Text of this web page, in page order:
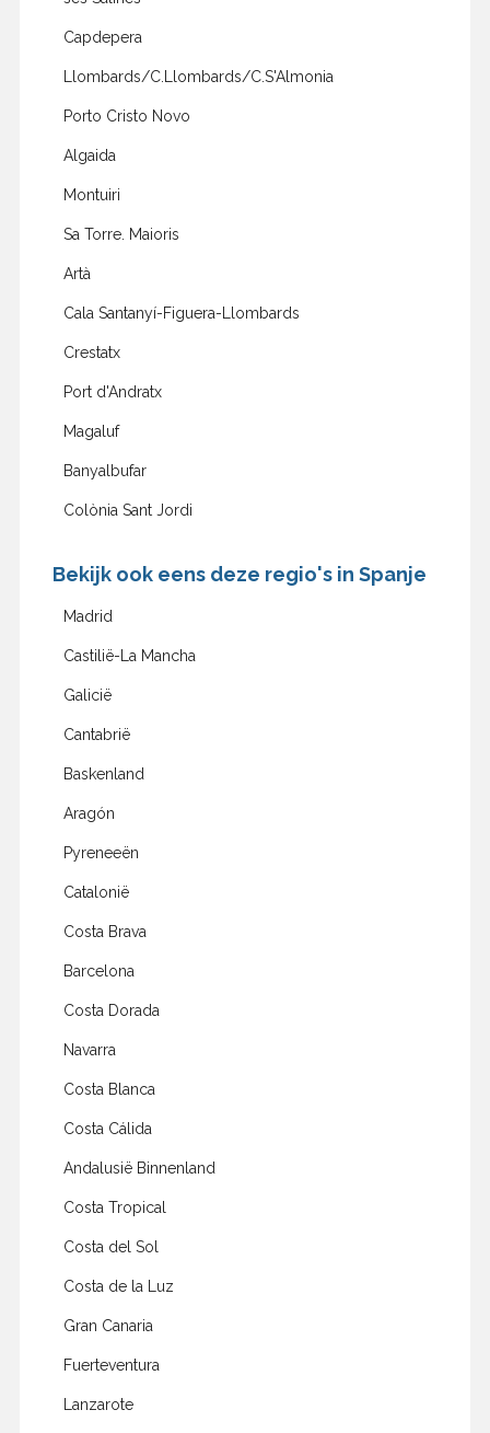
Capdepera
Llombards/C.Llombards/C.S'Almonia
Porto Cristo Novo
Algaida
Montuiri
Sa Torre. Maioris
Artà
Cala Santanyí-Figuera-Llombards
Crestatx
Port d'Andratx
Magaluf
Banyalbufar
Colònia Sant Jordi
Bekijk ook eens deze regio's in Spanje
Madrid
Castilië-La Mancha
Galicië
Cantabrië
Baskenland
Aragón
Pyreneeën
Catalonië
Costa Brava
Barcelona
Costa Dorada
Navarra
Costa Blanca
Costa Cálida
Andalusië Binnenland
Costa Tropical
Costa del Sol
Costa de la Luz
Gran Canaria
Fuerteventura
Lanzarote